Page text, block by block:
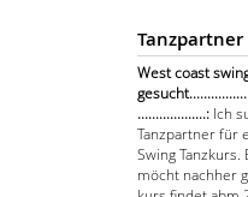
Tanzpartner
West coast
...................: Ich
Tanzpartner für
Swing
möcht nachher